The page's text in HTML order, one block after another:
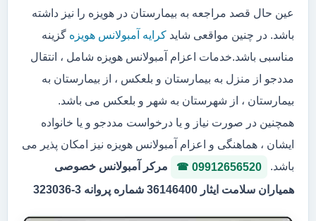
عین حال قصد مراجعه به بیمارستان در هویزه را نیز داشته
باشد. در چنین مواقعی شاید کرایه آمبولانس هویزه گزینه
مناسبی باشد.خدمات اعزام آمبولانس هویزه شامل ، انتقال
مددجو از منزل به بیمارستان و بلعکس ، از بیمارستان به
بیمارستان ، از شهرستان به شهر و بلعکس می باشد.
همچنین در صورت نیاز و یا درخواست مددجو و یا خانواده
ایشان ، هماهنگی و اعزام آمبولانس هویزه نیز امکان پذیر می
باشد.
09912656520
مرکر آمبولانس خصوصی
همیاران سلامت ایثار 36146400 شماره پروانه 3-323036